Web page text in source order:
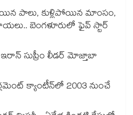
పాలు, కుళ్లిపోయిన మాంసం,
బెంగళూరులో ఫైవ్ స్టార్
సుప్రీం లీడర్ మోజ్తాబా
క్యాంటీన్⁪లో 2003 నుంచే